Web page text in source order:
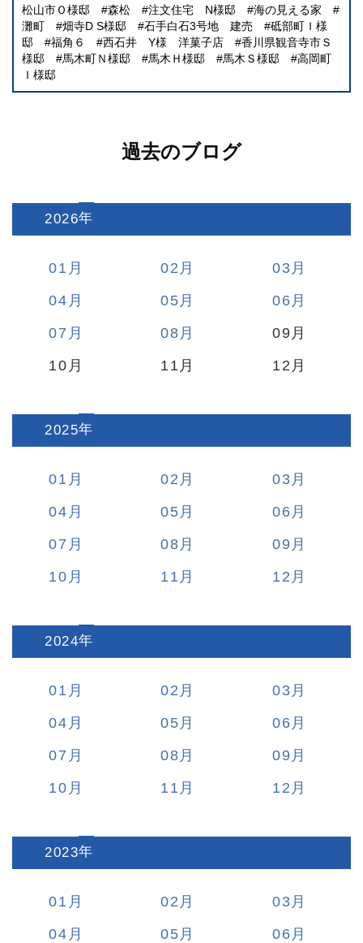
松山市Ｏ様邸 森松 注文住宅 N様邸
海の見える家
灘町
畑寺D S様邸 石手白石3号地 建売
砥部町Ｉ様
邸
福角６ 西石井 Y様 洋菓子店
香川県観音寺市Ｓ
様邸
馬木町Ｎ様邸 馬木Ｈ様邸 馬木Ｓ様邸
高岡町
Ｉ様邸
過去のブログ
2026:
01 02
03
04
05
06
07
08
09
10
11 12
2025:
01 02
03
04
05
06
07
08
09
10
11 12
2024:
01 02
03
04
05
06
07
08
09
10
11 12
2023:
01 02
03
04
05
06